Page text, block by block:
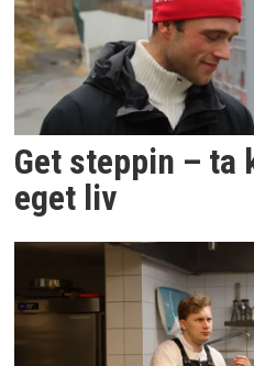
Get steppin –
eget liv